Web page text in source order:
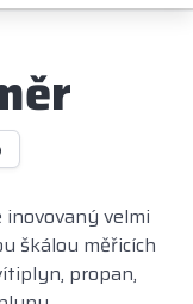
velmi
škálou měřicích
propan,